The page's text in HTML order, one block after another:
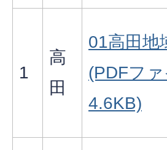
1
高
田
01高田地
(PDFフ
4.6KB)